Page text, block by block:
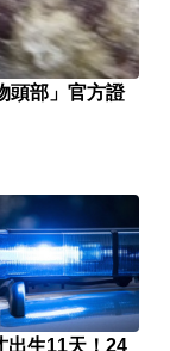
頭部」官方證
出生11天！24